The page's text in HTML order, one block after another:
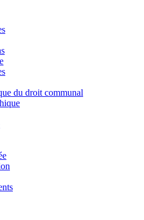
du droit communal